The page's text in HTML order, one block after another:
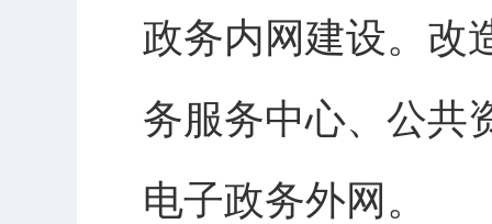
政务内网建设。改
务服务中心、公共
电子政务外网。